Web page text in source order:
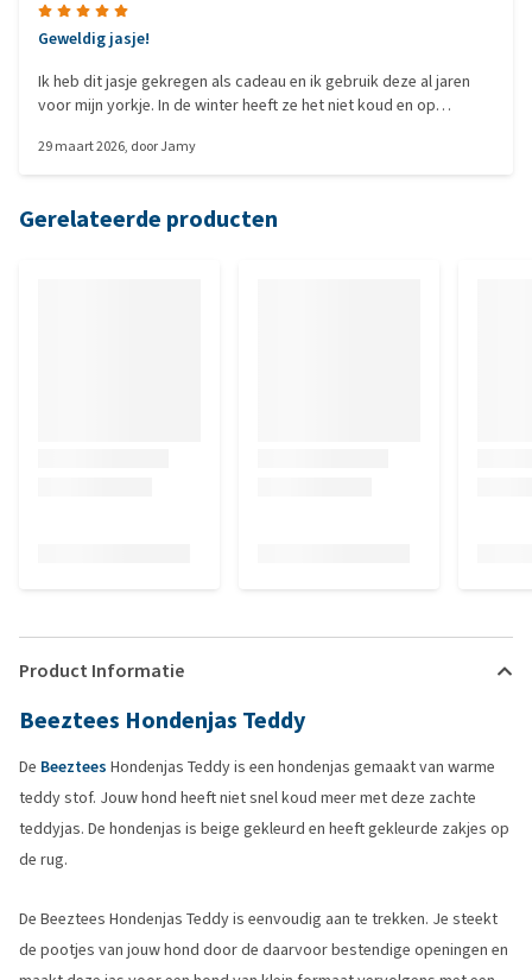
Geweldig jasje!
Ik heb dit jasje gekregen als cadeau en ik gebruik deze al jaren
voor mijn yorkje. In de winter heeft ze het niet koud en op
Omdat ze zo dicht bij de grond loopt geeft het jasje ook nog
29 maart 2026, doorJamy
Gerelateerde producten
Product Informatie
Beeztees Hondenjas Teddy
De Beeztees Hondenjas Teddy is een hondenjas gemaakt van warme
teddy stof. Jouw hond heeft niet snel koud meer met deze zachte
teddyjas. De hondenjas is beige gekleurd en heeft gekleurde zakjes op
de rug.
De Beeztees Hondenjas Teddy is eenvoudig aan te trekken. Je steekt
de pootjes van jouw hond door de daarvoor bestendige openingen en